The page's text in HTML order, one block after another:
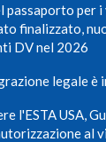
passaporto per i
finalizzato,
DV nel 2026
legale è
l'ESTA USA,
al